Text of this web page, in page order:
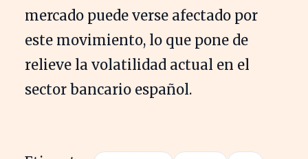
mercado puede verse afectado por
este movimiento, lo que pone de
relieve la volatilidad actual en el
sector bancario español.